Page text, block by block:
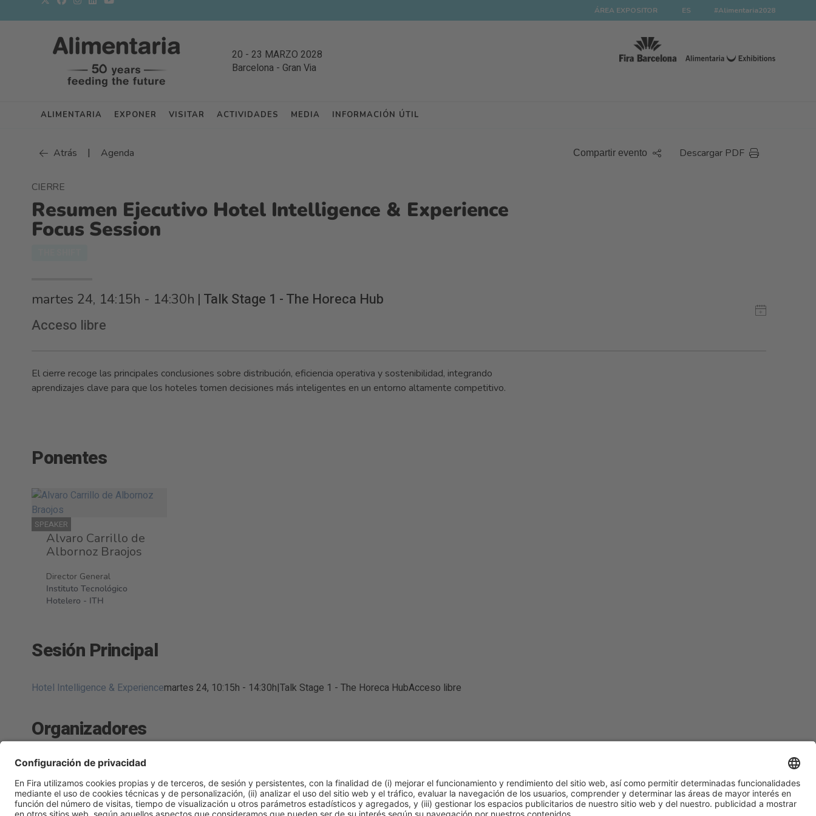
ÁREA EXPOSITOR ES #Alimentaria2028
20 - 23 MARZO 2028
Barcelona - Gran Via
ALIMENTARIA EXPONER VISITAR ACTIVIDADES MEDIA INFORMACIÓN ÚTIL
Atrás | Agenda Compartir evento Descargar PDF
CIERRE
Resumen Ejecutivo Hotel Intelligence & Experience
Focus Session
martes 24, 14:15h - 14:30h | Talk Stage 1 - The Horeca Hub
Acceso libre
El cierre recoge las principales conclusiones sobre distribución, eficiencia operativa y sostenibilidad, integrando
aprendizajes clave para que los hoteles tomen decisiones más inteligentes en un entorno altamente competitivo.
Ponentes
SPEAKER
Alvaro Carrillo de
Albornoz Braojos
Director General
Instituto Tecnológico
Hotelero - ITH
Sesión Principal
Hotel Intelligence & Experiencemartes 24, 10:15h - 14:30h|Talk Stage 1 - The Horeca HubAcceso libre
Organizadores